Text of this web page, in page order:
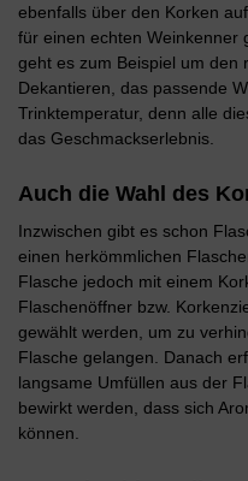
ebenfalls über den Korken
für einen echten Weinkenner
geht es zum Beispiel um den
Dekantieren, das passende
Trinktemperatur, denn alle
das Geschmackserlebnis.
Auch die Wahl des
Inzwischen gibt es schon
einen herkömmlichen
Flasche jedoch mit einem
Flaschenöffner bzw.
gewählt werden, um zu
Flasche gelangen. Danach
langsame Umfüllen aus der
bewirkt werden, dass sich
können.